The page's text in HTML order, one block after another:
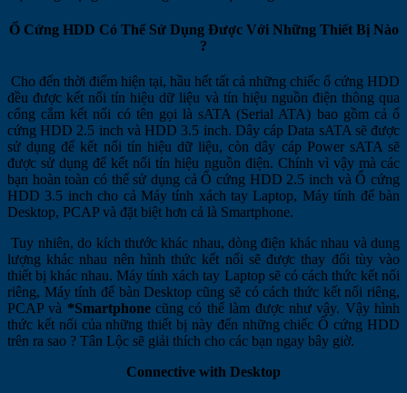
Ổ Cứng HDD Có Thể Sử Dụng Được Với Những Thiết Bị Nào
?
Cho đến thời điểm hiện tại, hầu hết tất cả những chiếc ổ cứng HDD
đều được kết nối tín hiệu dữ liệu và tín hiệu nguồn điện thông qua
cổng cắm kết nối có tên gọi là sATA (Serial ATA) bao gồm cả ổ
cứng HDD 2.5 inch và HDD 3.5 inch. Dây cáp Data sATA sẽ được
sử dụng để kết nối tín hiệu dữ liệu, còn dây cáp Power sATA sẽ
được sử dụng để kết nối tín hiệu nguồn điện. Chính vì vậy mà các
bạn hoàn toàn có thể sử dụng cả Ổ cứng HDD 2.5 inch và Ổ cứng
HDD 3.5 inch cho cả Máy tính xách tay Laptop, Máy tính để bàn
Desktop, PCAP và đặt biệt hơn cả là Smartphone.
Tuy nhiên, do kích thước khác nhau, dòng điện khác nhau và dung
lượng khác nhau nên hình thức kết nối sẽ được thay đổi tùy vào
thiết bị khác nhau. Máy tính xách tay Laptop sẽ có cách thức kết nối
riêng, Máy tính để bàn Desktop cũng sẽ có cách thức kết nối riêng,
PCAP và *Smartphonecũng có thể làm được như vậy. Vậy hình
thức kết nối của những thiết bị này đến những chiếc Ổ cứng HDD
trên ra sao ? Tân Lộc sẽ giải thích cho các bạn ngay bây giờ.
Connective with Desktop